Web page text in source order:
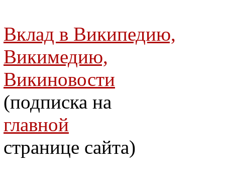
Вклад в Википедию,
Викимедию,
Викиновости
(подписка на
главной
странице сайта)